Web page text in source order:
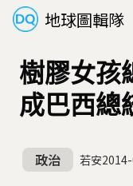
地球圖輯隊
樹膠女孩
成巴西總
政治 若安